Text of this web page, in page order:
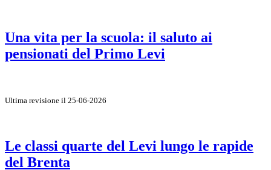
Una vita per la scuola: il saluto ai
pensionati del Primo Levi
Ultima revisione il 25-06-2026
Le classi quarte del Levi lungo le rapide
del Brenta